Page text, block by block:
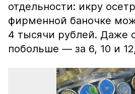
отдельности: икру
фирменной баночке
4 тысячи рублей. Даже
побольше — за 6, 10 и